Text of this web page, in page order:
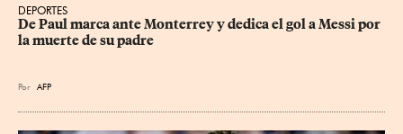
DEPORTES
De Paul marca ante Monterrey y dedica el gol a Messi por
la muerte de su padre
Por AFP